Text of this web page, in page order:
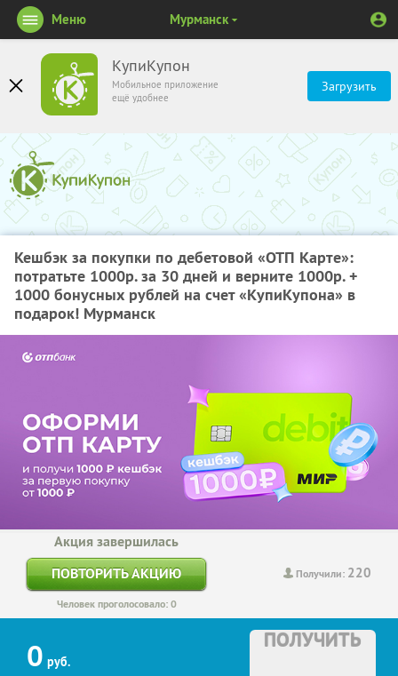
КупиКупон
Мобильное приложение
ещё удобнее
Загрузить
Меню Мурманск
Кешбэк за покупки по дебетовой «ОТП Карте»:
потратьте 1000р. за 30 дней и верните 1000р. +
1000 бонусных рублей на счет «КупиКупона» в
подарок! Мурманск
Получили: 220
Акция завершилась
ПОВТОРИТЬ АКЦИЮ
Человек проголосовало: 0
0 руб.
ПОЛУЧИТЬ